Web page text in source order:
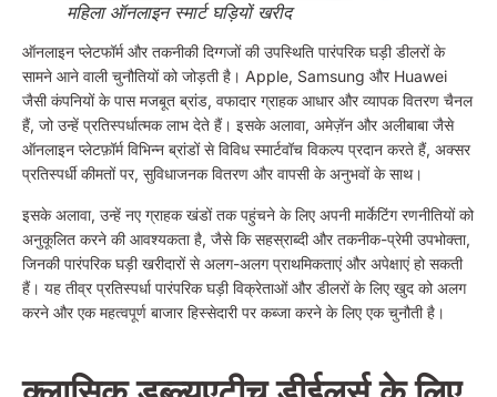
महिला ऑनलाइन स्मार्ट घड़ियों खरीद
ऑनलाइन प्लेटफॉर्म और तकनीकी दिग्गजों की उपस्थिति पारंपरिक घड़ी डीलरों के
सामने आने वाली चुनौतियों को जोड़ती है। Apple, Samsung और Huawei
जैसी कंपनियों के पास मजबूत ब्रांड, वफादार ग्राहक आधार और व्यापक वितरण चैनल
हैं, जो उन्हें प्रतिस्पर्धात्मक लाभ देते हैं। इसके अलावा, अमेज़ॅन और अलीबाबा जैसे
ऑनलाइन प्लेटफ़ॉर्म विभिन्न ब्रांडों से विविध स्मार्टवॉच विकल्प प्रदान करते हैं, अक्सर
प्रतिस्पर्धी कीमतों पर, सुविधाजनक वितरण और वापसी के अनुभवों के साथ।
इसके अलावा, उन्हें नए ग्राहक खंडों तक पहुंचने के लिए अपनी मार्केटिंग रणनीतियों को
अनुकूलित करने की आवश्यकता है, जैसे कि सहस्राब्दी और तकनीक-प्रेमी उपभोक्ता,
जिनकी पारंपरिक घड़ी खरीदारों से अलग-अलग प्राथमिकताएं और अपेक्षाएं हो सकती
हैं। यह तीव्र प्रतिस्पर्धा पारंपरिक घड़ी विक्रेताओं और डीलरों के लिए खुद को अलग
करने और एक महत्वपूर्ण बाजार हिस्सेदारी पर कब्जा करने के लिए एक चुनौती है।